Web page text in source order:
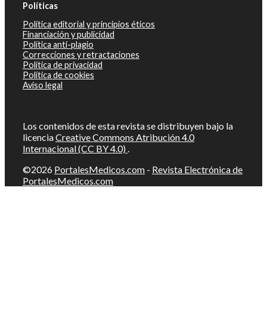
Políticas
Política editorial y principios éticos
Financiación y publicidad
Política anti-plagio
Correcciones y retractaciones
Política de privacidad
Política de cookies
Aviso legal
Los contenidos de esta revista se distribuyen bajo la
licenciaCreative Commons Atribución 4.0
Internacional (CC BY 4.0) .
©2026 PortalesMedicos.com - Revista Electrónica de
PortalesMedicos.com